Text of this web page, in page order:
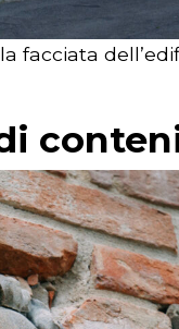
facciata